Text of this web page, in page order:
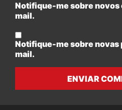
Notifique-me sobre
mail.
Notifique-me sobre novas
mail.
ENVIAR